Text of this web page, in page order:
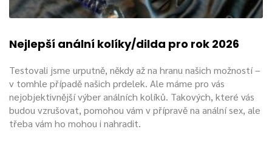
Nejlepší anální kolíky/dilda pro rok 2026
Testovali jsme urputně, někdy až na hranu našich možností –
v tomhle případě našich prdelek. Ale máme pro vás
nejobjektivnější výber análních kolíků. Takových, které vás
budou vzrušovat, pomohou vám v přípravě na anální sex, ale
třeba vám ho mohou i nahradit.